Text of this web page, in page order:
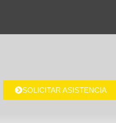
SOLICITAR ASISTENCIA